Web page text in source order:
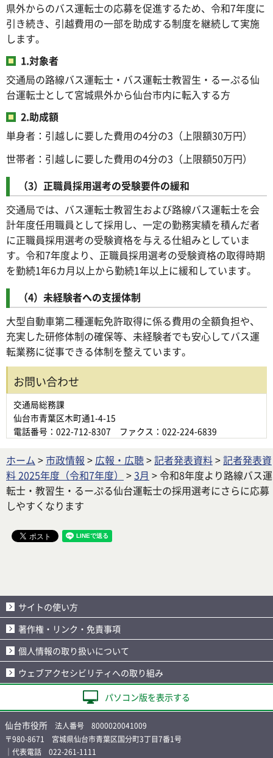
県外からのバス運転士の応募を促進するため、令和7年度に
引き続き、引越費用の一部を助成する制度を継続して実施
します。
1.対象者
交通局の路線バス運転士・バス運転士教習生・るーぷる仙
台運転士として宮城県外から仙台市内に転入する方
2.助成額
単身者：引越しに要した費用の4分の3（上限額30万円）
世帯者：引越しに要した費用の4分の3（上限額50万円）
（3）正職員採用選考の受験要件の緩和
交通局では、バス運転士教習生および路線バス運転士を会
計年度任用職員として採用し、一定の勤務実績を積んだ者
に正職員採用選考の受験資格を与える仕組みとしていま
す。令和7年度より、正職員採用選考の受験資格の取得時期
を勤続1年6カ月以上から勤続1年以上に緩和しています。
（4）未経験者への支援体制
大型自動車第二種運転免許取得に係る費用の全額負担や、
充実した研修体制の確保等、未経験者でも安心してバス運
転業務に従事できる体制を整えています。
お問い合わせ
交通局総務課
仙台市青葉区木町通1-4-15
電話番号：022-712-8307 ファクス：022-224-6839
ホーム >市政情報 > 広報・広聴>記者発表資料>記者発表資
料 2025年度（令和7年度）
>3月 > 令和8年度より路線バス運
転士・教習生・るーぷる仙台運転士の採用選考にさらに応募
しやすくなります
サイトの使い方
著作権・リンク・免責事項
個人情報の取り扱いについて
ウェブアクセシビリティへの取り組み
パソコン版を表示する
仙台市役所 法人番号 8000020041009
〒980-8671 宮城県仙台市青葉区国分町3丁目7番1号
｜代表電話 022-261-1111